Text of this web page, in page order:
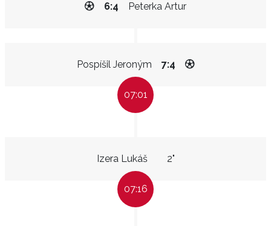
Peterka Artur
6:4
Pospíšil Jeroným 7:4
07:01
Izera Lukáš 2"
07:16